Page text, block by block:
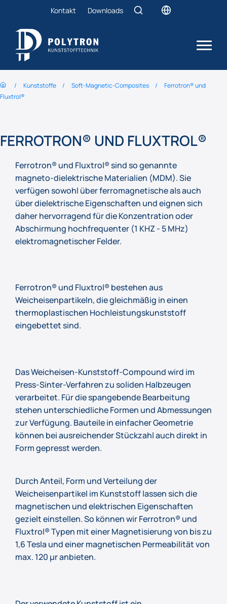
Kontakt Downloads
Kunststoffe Soft-Magnetic-­Composites
Ferrotron® und
Fluxtrol®
FERROTRON® UND FLUXTROL®
Ferrotron® und Fluxtrol® sind so genannte
magneto-dielektrische Materialien (MDM). Sie
verfügen sowohl über ferromagnetische als auch
über dielektrische Eigenschaften und eignen sich
daher hervorragend für die Konzentration oder
Abschirmung hochfrequenter (1 KHZ - 5 MHz)
elektromagnetischer Felder.
Ferrotron® und Fluxtrol® bestehen aus
Weicheisenpartikeln, die gleichmäßig in einen
thermoplastischen Hochleistungskunststoff
eingebettet sind.
Das Weicheisen-Kunststoff-Compound wird im
Press-Sinter-Verfahren zu soliden Halbzeugen
verarbeitet. Für die spangebende Bearbeitung
stehen unterschiedliche Formen und Abmessungen
zur Verfügung. Bauteile in einfacher Geometrie
können bei ausreichender Stückzahl auch direkt in
Form gepresst werden.
Durch Anteil, Form und Verteilung der
Weicheisenpartikel im Kunststoff lassen sich die
magnetischen und elektrischen Eigenschaften
gezielt einstellen. So können wir Ferrotron® und
Fluxtrol® Typen mit einer Magnetisierung von bis zu
1,6 Tesla und einer magnetischen Permeabilität von
max. 120 µr anbieten.